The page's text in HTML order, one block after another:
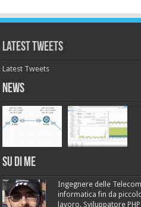
Latest Tweets
Latest Tweets
News
Su di me
Ingegnere delle
informatica fin da
lavoro. Sviluppatore